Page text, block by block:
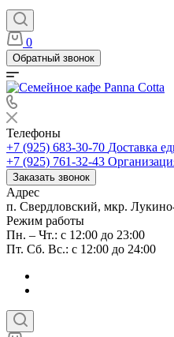
0
Обратный звонок
Телефоны
+7 (925) 683-30-70 Доставка
+7 (925) 761-32-43
Заказать звонок
Адрес
п. Свердловский, мкр.
Режим работы
Пн. – Чт.: с 12:00 до 23:00
Пт. Сб. Вс.: с 12:00 до 24:00